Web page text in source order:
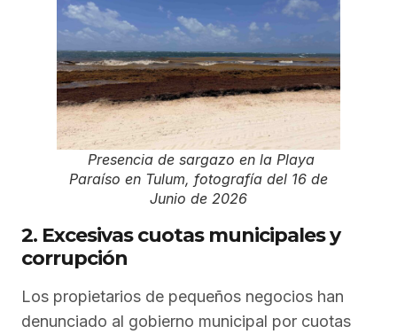
Presencia de sargazo en la Playa
Paraíso en Tulum, fotografía del 16 de
Junio de 2026
2. Excesivas cuotas municipales y
corrupción
Los propietarios de pequeños negocios han
denunciado al gobierno municipal por cuotas